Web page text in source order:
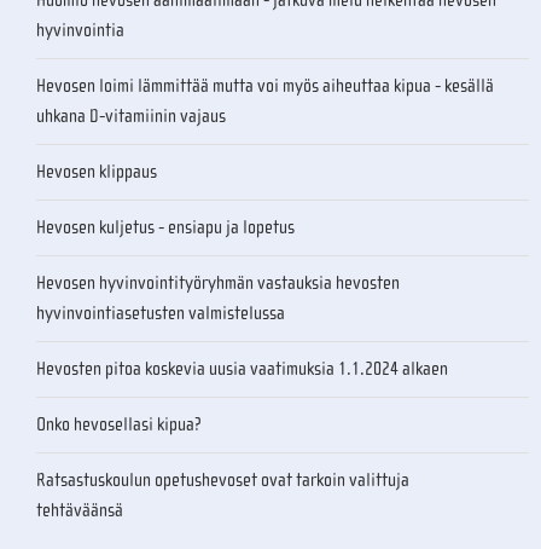
hyvinvointia
Hevosen loimi lämmittää mutta voi myös aiheuttaa kipua - kesällä
uhkana D-vitamiinin vajaus
Hevosen klippaus
Hevosen kuljetus - ensiapu ja lopetus
Hevosen hyvinvointityöryhmän vastauksia hevosten
hyvinvointiasetusten valmistelussa
Hevosten pitoa koskevia uusia vaatimuksia 1.1.2024 alkaen
Onko hevosellasi kipua?
Ratsastuskoulun opetushevoset ovat tarkoin valittuja
tehtäväänsä